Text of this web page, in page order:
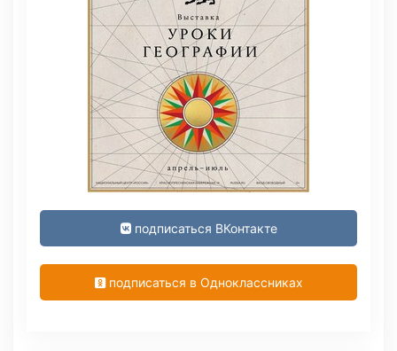
подписаться ВКонтакте
подписаться в Одноклассниках